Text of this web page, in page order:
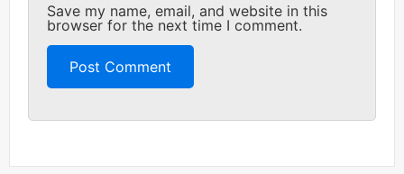
Save my name, email, and website in this
browser for the next time I comment.